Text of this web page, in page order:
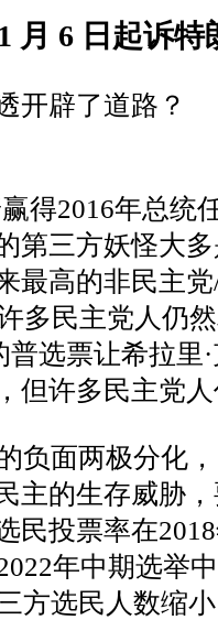
1 月 6 日起诉
开辟了道路？
得2016年总统
第三方妖怪大
最高的非民主党
多民主党人仍
普选票让希拉里·
但许多民主党
负面两极分化
主的生存威胁
民投票率在2018
年中期选举
方选民人数缩